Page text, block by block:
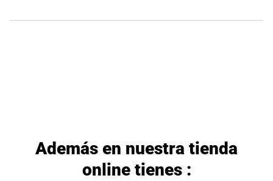
Además en nuestra tienda
online tienes :